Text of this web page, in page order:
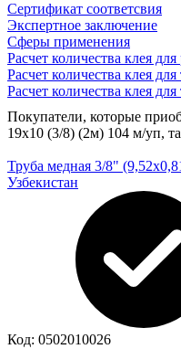
Сертификат соответсвия
Экспертное заключение
Сферы применения
Расчет количества клея
Расчет количества клея
Расчет количества клея
Покупатели, которые
19х10 (3/8) (2м) 104 м/уп,
Труба медная 3/8"
Узбекистан
Код: 0502010026